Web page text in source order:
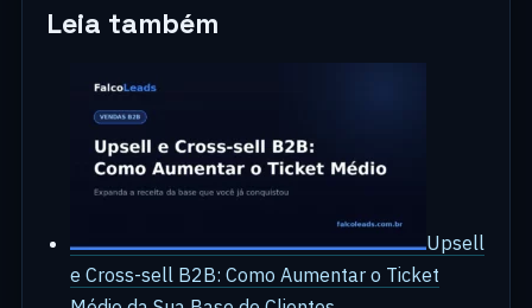
Leia também
Upsell
e Cross-sell B2B: Como Aumentar o Ticket